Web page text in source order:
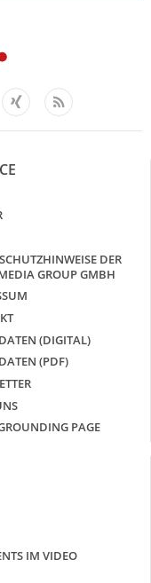
Xing Feed
DER
GROUP GMBH
(DIGITAL)
(PDF)
PAGE
IM VIDEO